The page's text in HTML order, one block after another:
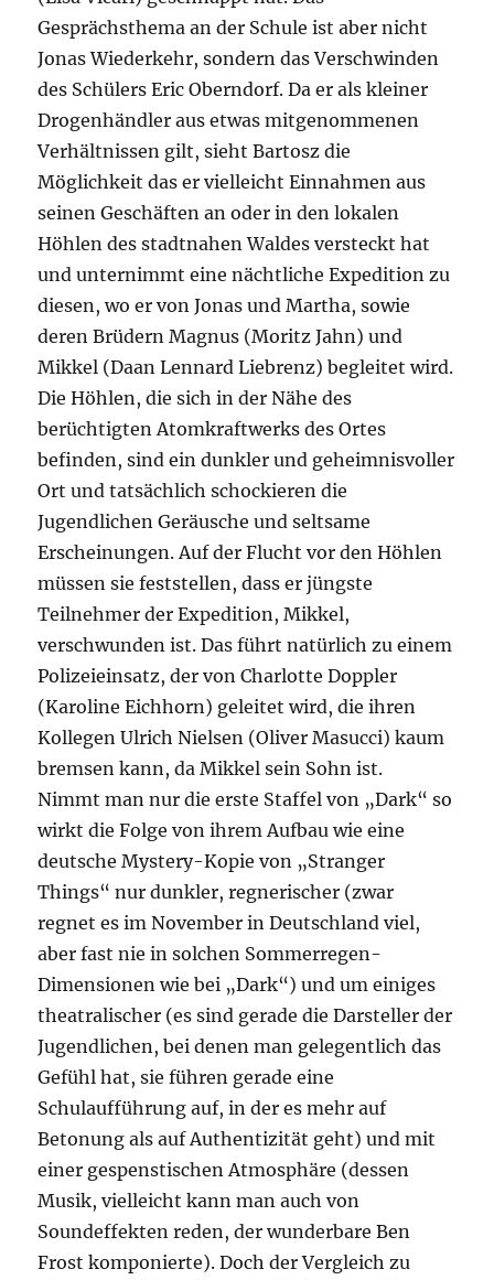
Gesprächsthema an der Schule ist aber nicht
Jonas Wiederkehr, sondern das Verschwinden
des Schülers Eric Oberndorf. Da er als kleiner
Drogenhändler aus etwas mitgenommenen
Verhältnissen gilt, sieht Bartosz die
Möglichkeit das er vielleicht Einnahmen aus
seinen Geschäften an oder in den lokalen
Höhlen des stadtnahen Waldes versteckt hat
und unternimmt eine nächtliche Expedition zu
diesen, wo er von Jonas und Martha, sowie
deren Brüdern Magnus (Moritz Jahn) und
Mikkel (Daan Lennard Liebrenz) begleitet wird.
Die Höhlen, die sich in der Nähe des
berüchtigten Atomkraftwerks des Ortes
befinden, sind ein dunkler und geheimnisvoller
Ort und tatsächlich schockieren die
Jugendlichen Geräusche und seltsame
Erscheinungen. Auf der Flucht vor den Höhlen
müssen sie feststellen, dass er jüngste
Teilnehmer der Expedition, Mikkel,
verschwunden ist. Das führt natürlich zu einem
Polizeieinsatz, der von Charlotte Doppler
(Karoline Eichhorn) geleitet wird, die ihren
Kollegen Ulrich Nielsen (Oliver Masucci) kaum
bremsen kann, da Mikkel sein Sohn ist.
Nimmt man nur die erste Staffel von „Dark“ so
wirkt die Folge von ihrem Aufbau wie eine
deutsche Mystery-Kopie von „Stranger
Things“ nur dunkler, regnerischer (zwar
regnet es im November in Deutschland viel,
aber fast nie in solchen Sommerregen-
Dimensionen wie bei „Dark“) und um einiges
theatralischer (es sind gerade die Darsteller der
Jugendlichen, bei denen man gelegentlich das
Gefühl hat, sie führen gerade eine
Schulaufführung auf, in der es mehr auf
Betonung als auf Authentizität geht) und mit
einer gespenstischen Atmosphäre (dessen
Musik, vielleicht kann man auch von
Soundeffekten reden, der wunderbare Ben
Frost komponierte). Doch der Vergleich zu